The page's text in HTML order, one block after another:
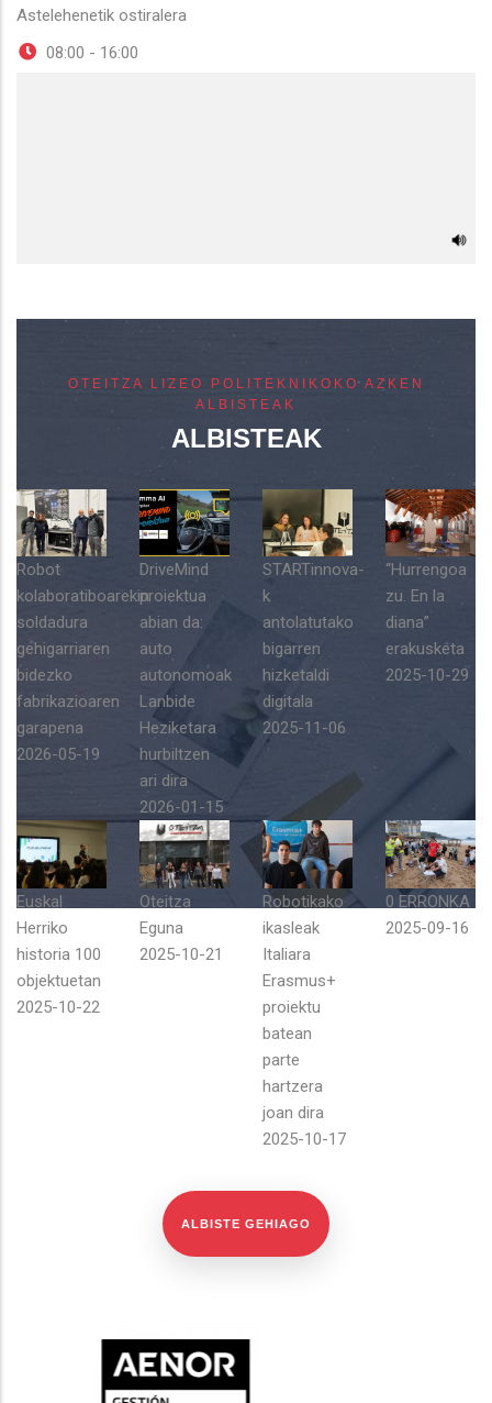
Astelehenetik ostiralera
08:00 - 16:00
OTEITZA LIZEO POLITEKNIKOKO AZKEN
ALBISTEAK
ALBISTEAK
Robot
kolaboratiboarekin
soldadura
gehigarriaren
bidezko
fabrikazioaren
garapena
2026-05-19
DriveMind
proiektua
abian da:
auto
autonomoak
Lanbide
Heziketara
hurbiltzen
ari dira
2026-01-15
STARTinnova-
k
antolatutako
bigarren
hizketaldi
digitala
2025-11-06
“Hurrengoa
zu. En la
diana”
erakusketa
2025-10-29
Euskal
Herriko
historia 100
objektuetan
2025-10-22
Oteitza
Eguna
2025-10-21
Robotikako
ikasleak
Italiara
Erasmus+
proiektu
batean
parte
hartzera
joan dira
2025-10-17
0 ERRONKA
2025-09-16
ALBISTE GEHIAGO